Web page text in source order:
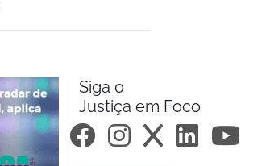
Siga o
Justiça em Foco